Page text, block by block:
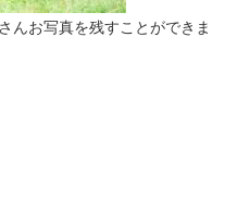
んお写真を残すことができま